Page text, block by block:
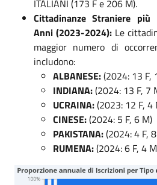
ITALIANI (173 F e 206 M).
Cittadinanze Straniere
Anni (2023-2024):Le
maggior numero di
includono:
ALBANESE:(2024: 13 F,
INDIANA:(2024: 13 F, 7
UCRAINA:(2023: 12 F, 4
CINESE:(2024: 5 F, 6 M)
PAKISTANA:(2024: 4 F,
RUMENA:(2024: 6 F, 4